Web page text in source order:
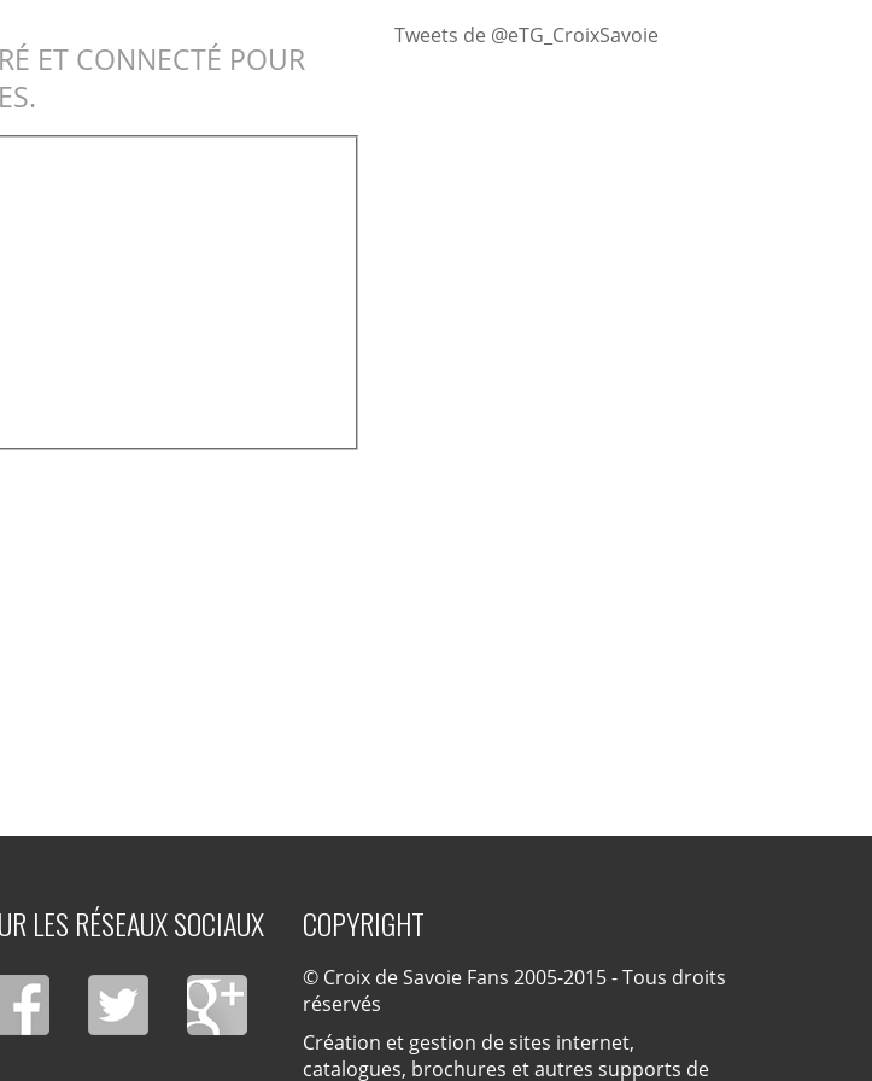
ET CONNECTÉ POUR
Tweets de @eTG_CroixSavoie
LES RÉSEAUX SOCIAUX COPYRIGHT
© Croix de Savoie Fans 2005-2015 - Tous droits
réservés
Création et gestion de sites internet,
catalogues, brochures et autres supports de